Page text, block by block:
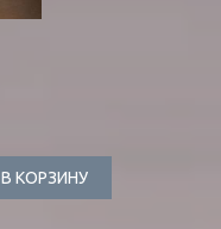
В КОРЗИНУ